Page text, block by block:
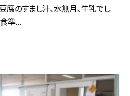
腐のすまし汁、水無月、牛乳でし
準...